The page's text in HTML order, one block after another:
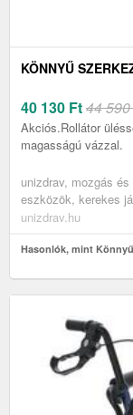
KÖNNYŰ
40 130 Ft44
Akciós.Rollátor
magasságú vázzal.
unizdrav, mozgás
eszközök, kerekes
unizdrav.hu
Hasonlók, mint